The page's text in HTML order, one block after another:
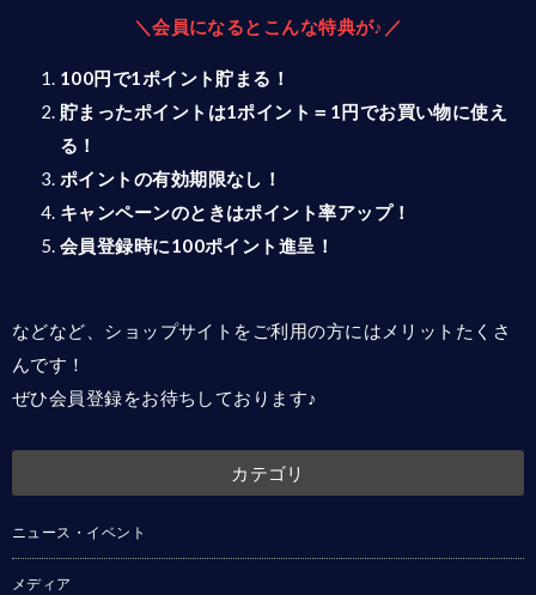
＼会員になるとこんな特典が♪／
100円で1ポイント貯まる！
貯まったポイントは1ポイント＝1円でお買い物に使え
る！
ポイントの有効期限なし！
キャンペーンのときはポイント率アップ！
会員登録時に100ポイント進呈！
などなど、ショップサイトをご利用の方にはメリットたくさ
んです！
ぜひ会員登録をお待ちしております♪
カテゴリ
ニュース・イベント
メディア